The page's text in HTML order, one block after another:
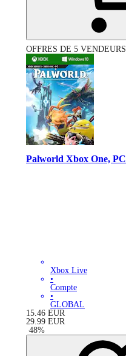
OFFRES DE 5 VENDEURS
Palworld Xbox One, PC
Xbox Live
•
Compte
•
GLOBAL
15.46 EUR
29.99 EUR
-48%